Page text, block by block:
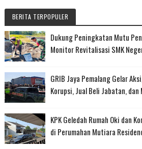
BERITA TERPOPULER
Dukung Peningkatan Mutu
Monitor Revitalisasi SMK
GRIB Jaya Pemalang Gelar
Korupsi, Jual Beli Jabatan,
KPK Geledah Rumah Oki dan
di Perumahan Mutiara